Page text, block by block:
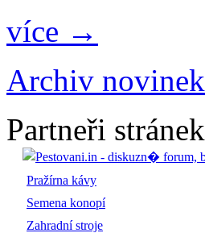
více →
Archiv novinek
Partneři stránek
Pražírna kávy
Semena konopí
Zahradní stroje